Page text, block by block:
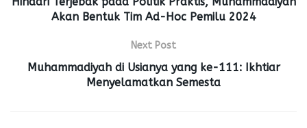
Akan Bentuk Tim Ad-Hoc Pemilu 2024
Next Post
Muhammadiyah di Usianya yang ke-111: Ikhtiar
Menyelamatkan Semesta